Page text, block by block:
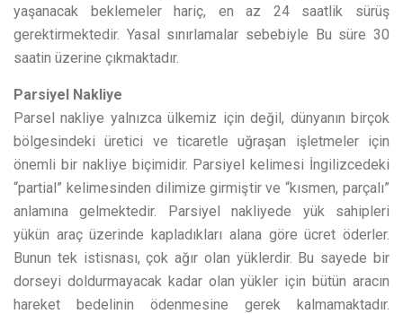
yaşanacak beklemeler hariç, en az 24 saatlik sürüş
gerektirmektedir. Yasal sınırlamalar sebebiyle Bu süre 30
saatin üzerine çıkmaktadır.
Parsiyel Nakliye
Parsel nakliye yalnızca ülkemiz için değil, dünyanın birçok
bölgesindeki üretici ve ticaretle uğraşan işletmeler için
önemli bir nakliye biçimidir. Parsiyel kelimesi İngilizcedeki
“partial” kelimesinden dilimize girmiştir ve “kısmen, parçalı”
anlamına gelmektedir. Parsiyel nakliyede yük sahipleri
yükün araç üzerinde kapladıkları alana göre ücret öderler.
Bunun tek istisnası, çok ağır olan yüklerdir. Bu sayede bir
dorseyi doldurmayacak kadar olan yükler için bütün aracın
hareket bedelinin ödenmesine gerek kalmamaktadır.